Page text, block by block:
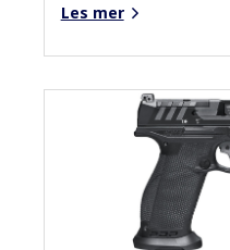
Les mer